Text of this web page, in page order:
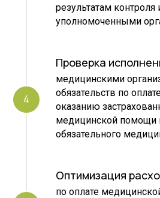
результатам
уполномоченными
Проверка
медицинскими
обязательств по
оказанию
медицинской помощи
обязательного
Оптимизация
по оплате